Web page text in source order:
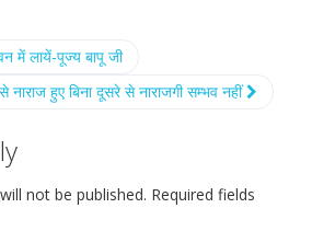
में लायें-पूज्य बापू जी
नाराज हुए बिना दूसरे से नाराजगी सम्भव नहीं
not be published. Required fields